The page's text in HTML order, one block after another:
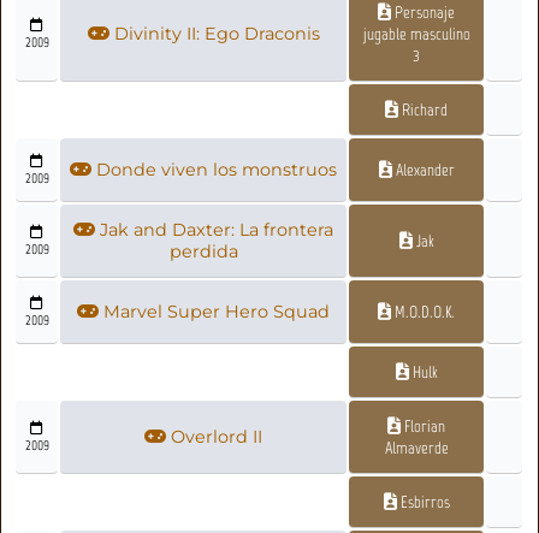
2009 Divinity II: Ego Draconis
Personaje
jugable masculino
3
Richard
2009 Donde viven los monstruos Alexander
2009
Jak and Daxter: La frontera
perdida
Jak
2009 Marvel Super Hero Squad M.O.D.O.K.
Hulk
2009 Overlord II
Florian
Almaverde
Esbirros